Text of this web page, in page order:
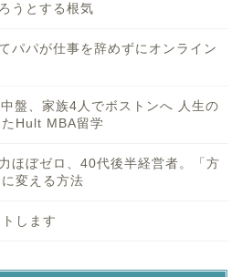
うとする根気
パパが仕事を辞めずにオンライン
盤、家族4人でボストンへ 人生の
Hult MBA留学
ほぼゼロ、40代後半経営者。「方
変える方法
します